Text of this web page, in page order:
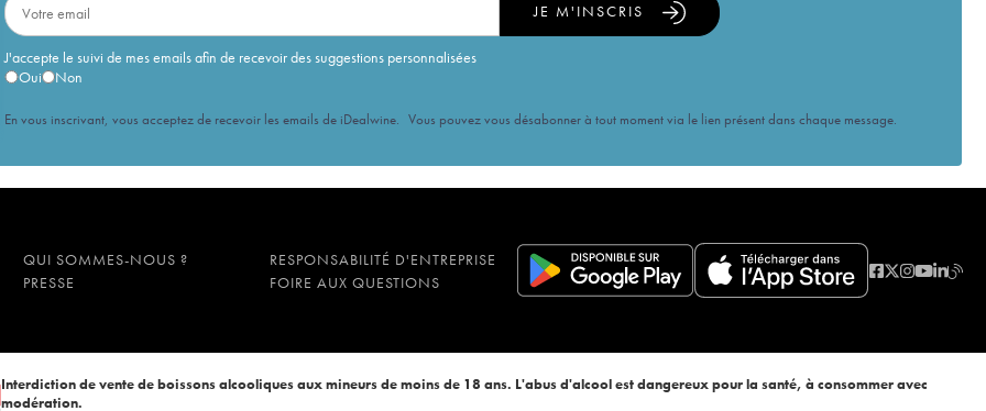
J'accepte le suivi de mes emails afin de recevoir des suggestions personnalisées
Oui
Non
JE M'INSCRIS
En vous inscrivant, vous acceptez de recevoir les emails de iDealwine. Vous pouvez vous désabonner à tout moment via le lien présent dans chaque message.
QUI SOMMES-NOUS ?
RESPONSABILITÉ D'ENTREPRISE
PRESSE FOIRE AUX QUESTIONS
Interdiction de vente de boissons alcooliques aux mineurs de moins de 18 ans. L'abus d'alcool est dangereux pour la santé, à consommer avec
modération.